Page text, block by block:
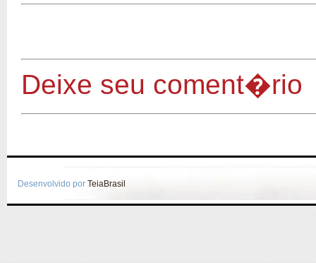
Deixe seu coment�rio
Desenvolvido por TeiaBrasil